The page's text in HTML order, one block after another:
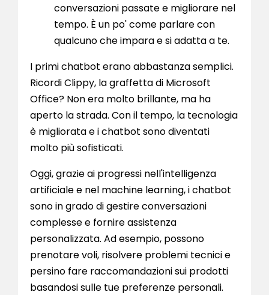
conversazioni passate e migliorare nel
tempo. È un po' come parlare con
qualcuno che impara e si adatta a te.
I primi chatbot erano abbastanza semplici.
Ricordi Clippy, la graffetta di Microsoft
Office? Non era molto brillante, ma ha
aperto la strada. Con il tempo, la tecnologia
è migliorata e i chatbot sono diventati
molto più sofisticati.
Oggi, grazie ai progressi nell'intelligenza
artificiale e nel machine learning, i chatbot
sono in grado di gestire conversazioni
complesse e fornire assistenza
personalizzata. Ad esempio, possono
prenotare voli, risolvere problemi tecnici e
persino fare raccomandazioni sui prodotti
basandosi sulle tue preferenze personali.